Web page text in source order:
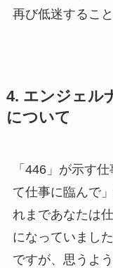
再び低迷するこ
4. エンジェル
について
「446」が示す
て仕事に臨んで
れまであなたは
になっていまし
ですが、思うよ